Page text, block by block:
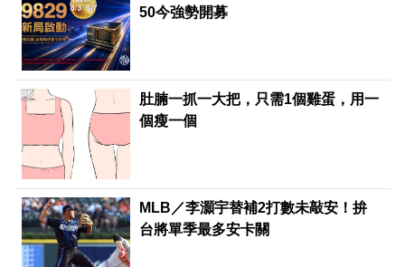
50今強勢開募
肚腩一抓一大把，只需1個雞蛋，用一
個瘦一個
PR
MLB／李灝宇替補2打數未敲安！拚
台將單季最多安卡關